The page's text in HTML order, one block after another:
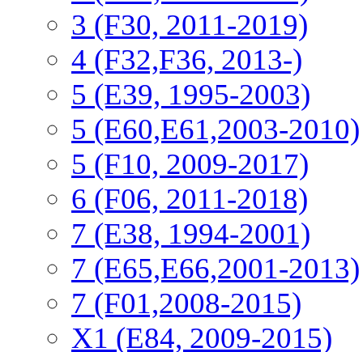
3 (F30, 2011-2019)
4 (F32,F36, 2013-)
5 (E39, 1995-2003)
5 (E60,E61,2003-2010)
5 (F10, 2009-2017)
6 (F06, 2011-2018)
7 (E38, 1994-2001)
7 (E65,E66,2001-2013)
7 (F01,2008-2015)
X1 (E84, 2009-2015)